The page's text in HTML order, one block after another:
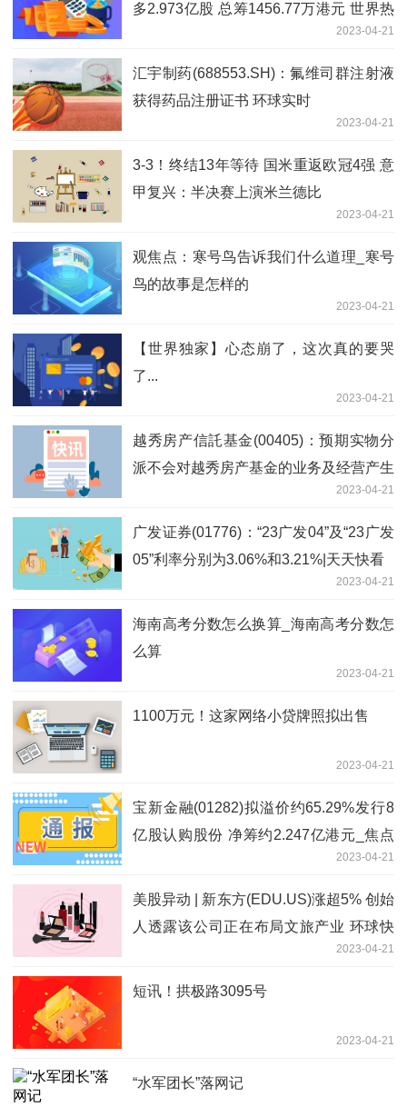
多2.973亿股 总筹1456.77万港元 世界热
2023-04-21
汇宇制药(688553.SH)：氟维司群注射液
获得药品注册证书 环球实时
2023-04-21
3-3！终结13年等待 国米重返欧冠4强 意
甲复兴：半决赛上演米兰德比
2023-04-21
观焦点：寒号鸟告诉我们什么道理_寒号
鸟的故事是怎样的
2023-04-21
【世界独家】心态崩了，这次真的要哭
了...
2023-04-21
越秀房产信託基金(00405)：预期实物分
派不会对越秀房产基金的业务及经营产生
2023-04-21
广发证券(01776)：“23广发04”及“23广发
05”利率分别为3.06%和3.21%|天天快看
2023-04-21
海南高考分数怎么换算_海南高考分数怎
么算
2023-04-21
1100万元！这家网络小贷牌照拟出售
2023-04-21
宝新金融(01282)拟溢价约65.29%发行8
亿股认购股份 净筹约2.247亿港元_焦点
2023-04-21
美股异动 | 新东方(EDU.US)涨超5% 创始
人透露该公司正在布局文旅产业 环球快
2023-04-21
短讯！拱极路3095号
2023-04-21
“水军团长”落网记